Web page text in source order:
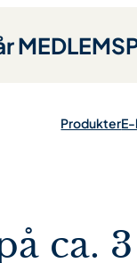
Produkter
ca.